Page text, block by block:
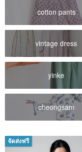
cotton pants
vintage dress
yinke
cheongsam
จัดส่งฟรี